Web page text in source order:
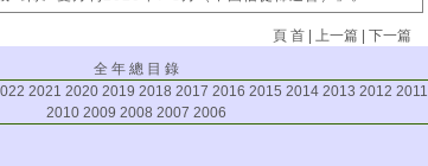
頁 首 |上一篇 |下一篇
全 年 總 目 錄
2021 2020 2019 2018 2017 2016 2015 2014 2013 2012 2011
2010 2009 2008 2007 2006